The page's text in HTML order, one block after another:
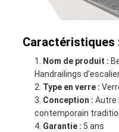
Caractéristiques
Nom de produit :
Handrailings
Type en verre :
Conception : Autre
contemporain
Garantie : 5 ans